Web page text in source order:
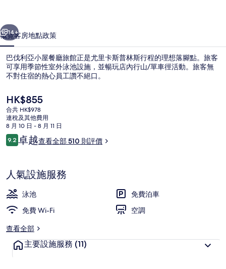
廳
旅
館
相
片
集
個 下一個
14+
概覽客房地點政策
巴伐利亞小屋餐廳旅館正是尤里卡斯普林斯行程的理想落腳點。旅客
可享用季節性室外泳池設施，並暢玩店內行山/單車徑活動。旅客無
不對住宿的熱心員工讚不絕口。
現
價
HK$855
HK$855
合共 HK$978
連稅及其他費用
8 月 10 日 - 8 月 11 日
評
價
9.29.2 分，滿分 10 分，
卓越查看全部 510 則評價
人氣設施服務
泳池
免費泊車
免費 Wi-Fi
空調
查看全部
主要設施服務 (11)